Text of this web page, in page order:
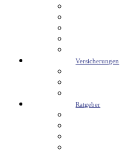
Versicherungen
Ratgeber